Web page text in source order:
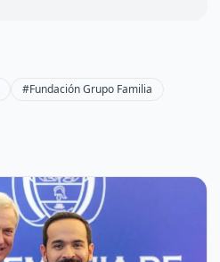
#Fundación Grupo Familia